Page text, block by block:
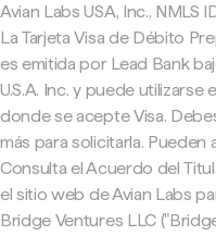
Avian Labs USA, Inc., NMLS
La Tarjeta Visa de Débito
es emitida por Lead Bank
U.S.A. Inc. y puede utilizarse
donde se acepte Visa.
más para solicitarla. Pueden
Consulta el Acuerdo del
el sitio web de Avian Labs
Bridge Ventures LLC